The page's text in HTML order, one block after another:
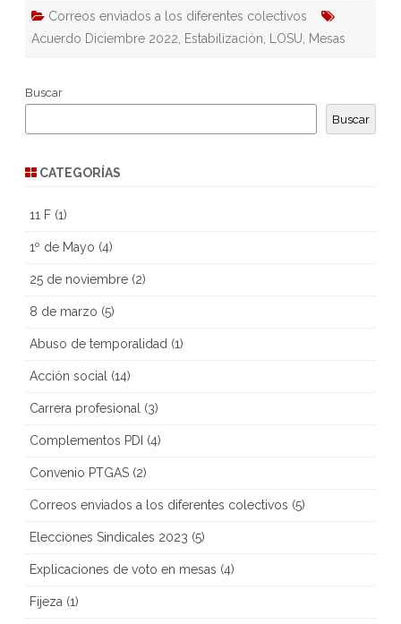
Correos enviados a los diferentes colectivos
Acuerdo Diciembre 2022
Estabilización LOSU Mesas
Buscar
Buscar
CATEGORÍAS
11 F (1)
1º de Mayo (4)
25 de noviembre (2)
8 de marzo (5)
Abuso de temporalidad (1)
Acción social (14)
Carrera profesional (3)
Complementos PDI (4)
Convenio PTGAS (2)
Correos enviados a los diferentes colectivos (5)
Elecciones Sindicales 2023 (5)
Explicaciones de voto en mesas (4)
Fijeza (1)